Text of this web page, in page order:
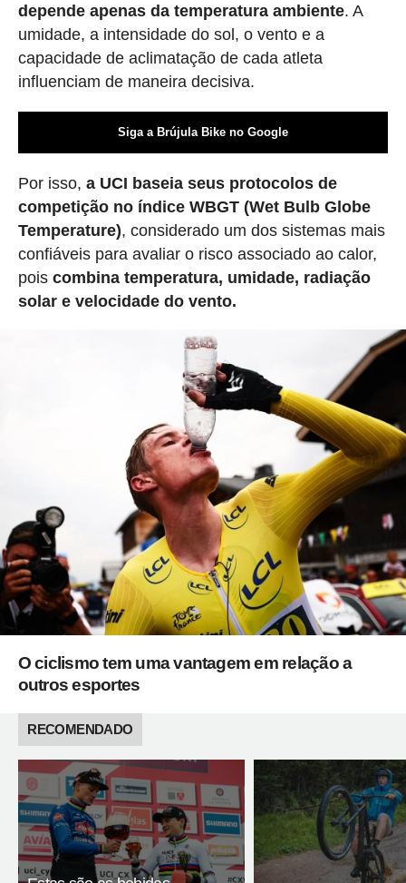
depende apenas da temperatura ambiente. A
umidade, a intensidade do sol, o vento e a
capacidade de aclimatação de cada atleta
influenciam de maneira decisiva.
Siga a Brújula Bike no Google
Por isso, a UCI baseia seus protocolos de
competição no índice WBGT (Wet Bulb Globe
Temperature), considerado um dos sistemas mais
confiáveis para avaliar o risco associado ao calor,
pois combina temperatura, umidade, radiação
solar e velocidade do vento.
O ciclismo tem uma vantagem em relação a
outros esportes
RECOMENDADO